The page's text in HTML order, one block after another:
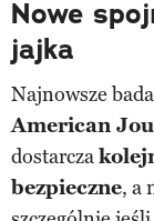
Nowe
jajka
Najnowsze
American
dostarcza
bezpieczne, a